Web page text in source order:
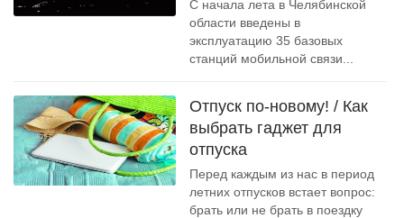
С начала лета в Челябинской
области введены в
эксплуатацию 35 базовых
станций мобильной связи...
Отпуск по-новому! / Как
выбрать гаджет для
отпуска
Перед каждым из нас в период
летних отпусков встает вопрос:
брать или не брать в поездку